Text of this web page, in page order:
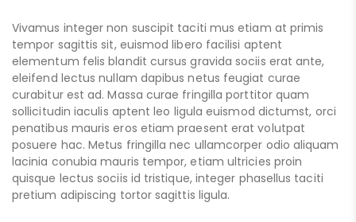
Vivamus integer non suscipit taciti mus etiam at primis
tempor sagittis sit, euismod libero facilisi aptent
elementum felis blandit cursus gravida sociis erat ante,
eleifend lectus nullam dapibus netus feugiat curae
curabitur est ad. Massa curae fringilla porttitor quam
sollicitudin iaculis aptent leo ligula euismod dictumst, orci
penatibus mauris eros etiam praesent erat volutpat
posuere hac. Metus fringilla nec ullamcorper odio aliquam
lacinia conubia mauris tempor, etiam ultricies proin
quisque lectus sociis id tristique, integer phasellus taciti
pretium adipiscing tortor sagittis ligula.